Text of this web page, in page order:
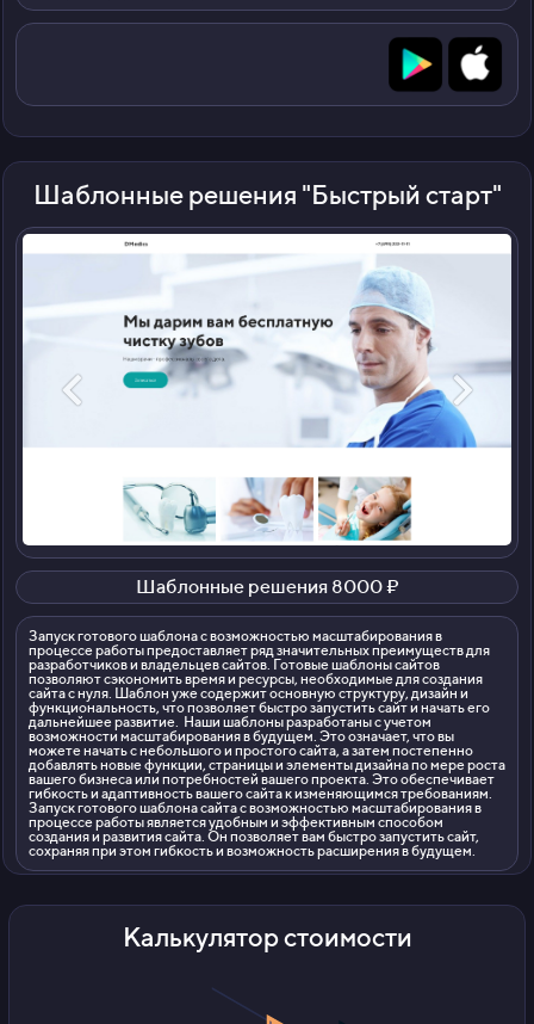
Шаблонные решения "Быстрый старт"
Шаблонные решения 8000 ₽
Запуск готового шаблона с возможностью масштабирования в
процессе работы предоставляет ряд значительных преимуществ для
разработчиков и владельцев сайтов. Готовые шаблоны сайтов
позволяют сэкономить время и ресурсы, необходимые для создания
сайта с нуля. Шаблон уже содержит основную структуру, дизайн и
функциональность, что позволяет быстро запустить сайт и начать его
дальнейшее развитие. Наши шаблоны разработаны с учетом
возможности масштабирования в будущем. Это означает, что вы
можете начать с небольшого и простого сайта, а затем постепенно
добавлять новые функции, страницы и элементы дизайна по мере роста
вашего бизнеса или потребностей вашего проекта. Это обеспечивает
гибкость и адаптивность вашего сайта к изменяющимся требованиям.
Запуск готового шаблона сайта с возможностью масштабирования в
процессе работы является удобным и эффективным способом
создания и развития сайта. Он позволяет вам быстро запустить сайт,
сохраняя при этом гибкость и возможность расширения в будущем.
Калькулятор стоимости